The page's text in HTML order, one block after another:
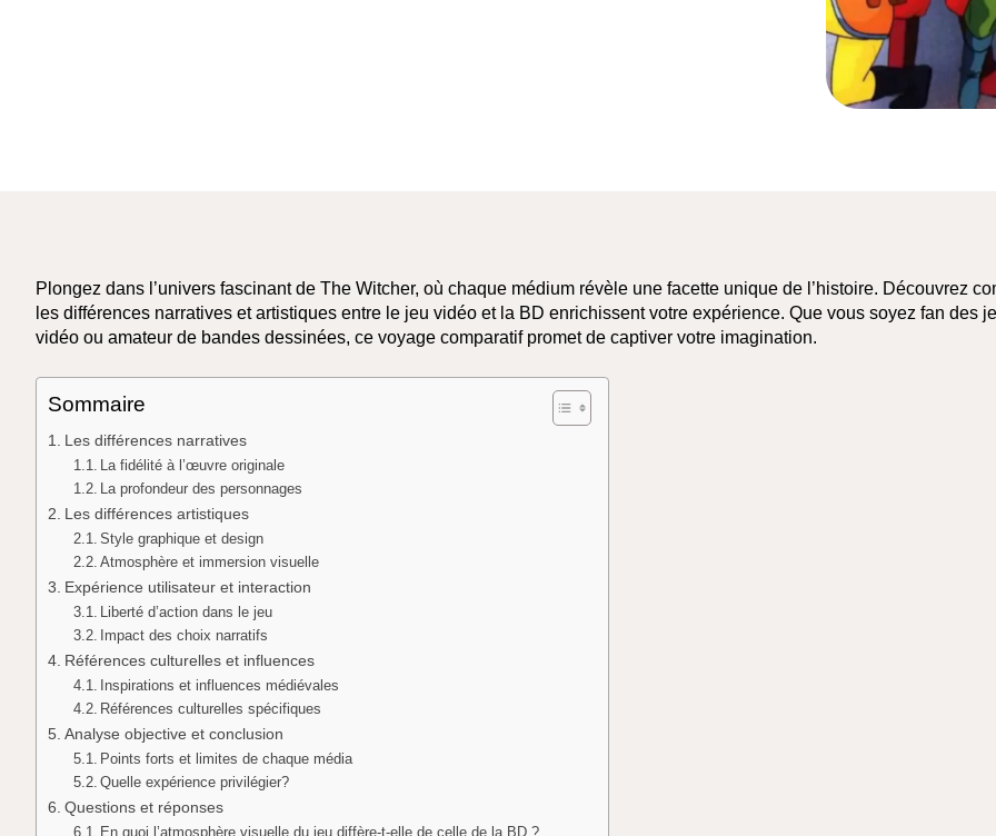
Plongez dans l’univers fascinant de The Witcher, où chaque médium révèle une facette unique de l’histoire. Découvrez
les différences narratives et artistiques entre le jeu vidéo et la BD enrichissent votre expérience. Que vous soyez fan des
vidéo ou amateur de bandes dessinées, ce voyage comparatif promet de captiver votre imagination.
Sommaire
Les différences narratives
La fidélité à l’œuvre originale
La profondeur des personnages
Les différences artistiques
Style graphique et design
Atmosphère et immersion visuelle
Expérience utilisateur et interaction
Liberté d’action dans le jeu
Impact des choix narratifs
Références culturelles et influences
Inspirations et influences médiévales
Références culturelles spécifiques
Analyse objective et conclusion
Points forts et limites de chaque média
Quelle expérience privilégier?
Questions et réponses
En quoi l’atmosphère visuelle du jeu diffère-t-elle de celle de la BD ?